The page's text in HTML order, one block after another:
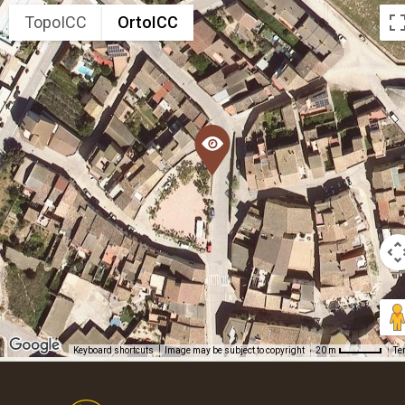
TopoICC OrtoICC
Keyboard shortcuts Image may be subject to copyright 20 m